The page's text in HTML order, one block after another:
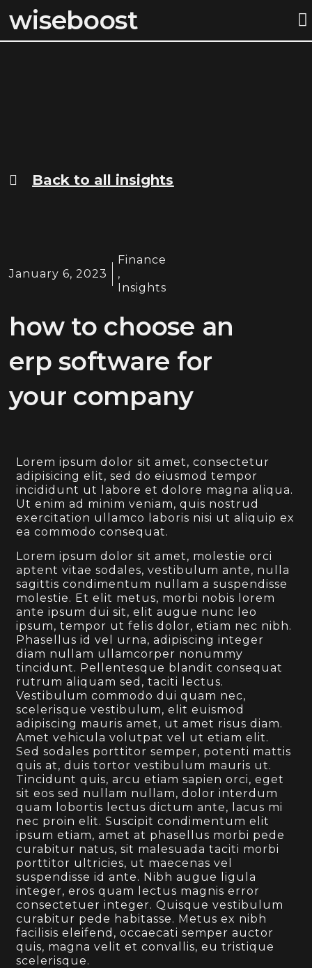
wiseboost
Back to all insights
January 6, 2023
Finance
,
Insights
how to choose an
erp software for
your company
Lorem ipsum dolor sit amet, consectetur
adipisicing elit, sed do eiusmod tempor
incididunt ut labore et dolore magna aliqua.
Ut enim ad minim veniam, quis nostrud
exercitation ullamco laboris nisi ut aliquip ex
ea commodo consequat.
Lorem ipsum dolor sit amet, molestie orci
aptent vitae sodales, vestibulum ante, nulla
sagittis condimentum nullam a suspendisse
molestie. Et elit metus, morbi nobis lorem
ante ipsum dui sit, elit augue nunc leo
ipsum, tempor ut felis dolor, etiam nec nibh.
Phasellus id vel urna, adipiscing integer
diam nullam ullamcorper nonummy
tincidunt. Pellentesque blandit consequat
rutrum aliquam sed, taciti lectus.
Vestibulum commodo dui quam nec,
scelerisque vestibulum, elit euismod
adipiscing mauris amet, ut amet risus diam.
Amet vehicula volutpat vel ut etiam elit.
Sed sodales porttitor semper, potenti mattis
quis at, duis tortor vestibulum mauris ut.
Tincidunt quis, arcu etiam sapien orci, eget
sit eos sed nullam nullam, dolor interdum
quam lobortis lectus dictum ante, lacus mi
nec proin elit. Suscipit condimentum elit
ipsum etiam, amet at phasellus morbi pede
curabitur natus, sit malesuada taciti morbi
porttitor ultricies, ut maecenas vel
suspendisse id ante. Nibh augue ligula
integer, eros quam lectus magnis error
consectetuer integer. Quisque vestibulum
curabitur pede habitasse. Metus ex nibh
facilisis eleifend, occaecati semper auctor
quis, magna velit et convallis, eu tristique
scelerisque.